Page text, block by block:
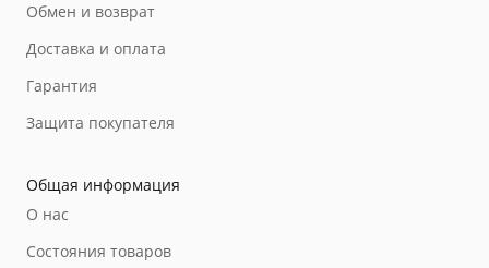
Обмен и возврат
Доставка и оплата
Гарантия
Защита покупателя
Общая информация
О нас
Состояния товаров